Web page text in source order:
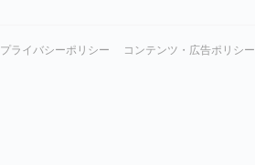
プライバシーポリシー コンテンツ・広告ポリシー